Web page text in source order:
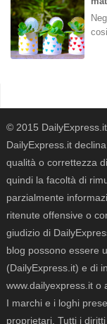
© 2015 DailyExpress.it
DailyExpress.it
qualità o correttezza
quindi la facoltà di
parzialmente
ritenute offensive o
giudizio di
blog possono essere
(DailyExpress.it) e di
www.dailyexpress.it o
I marchi e i loghi
proprietari. Tutti i